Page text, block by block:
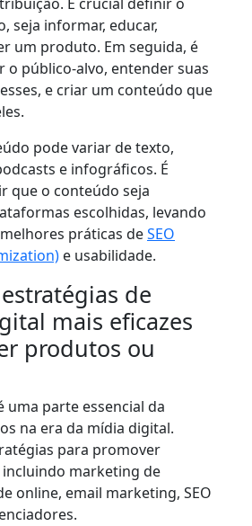
seja informar, educar,
um produto. Em seguida, é
o público-alvo, entender suas
e criar um conteúdo que
pode variar de texto,
e infográficos. É
que o conteúdo seja
escolhidas, levando
práticas deSEO
e usabilidade.
de
mais eficazes
produtos ou
parte essencial da
na era da mídia digital.
para promover
marketing de
online, email marketing, SEO